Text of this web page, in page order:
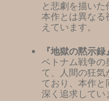
と悲劇を描いた
本作とは異なる
えています。
『地獄の黙示録
ベトナム戦争の
て、人間の狂
ており、本作と
深く追求してい